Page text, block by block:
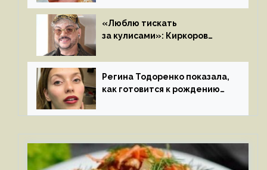
«Люблю тискать
за кулисами»: Киркоров
к молодой особе
Регина Тодоренко показала,
как готовится к рождению